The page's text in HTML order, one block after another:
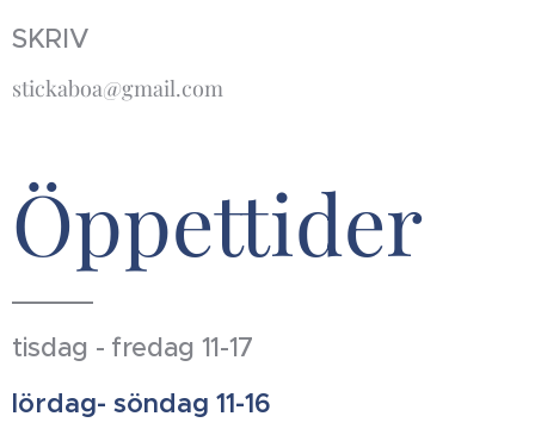
SKRIV
stickaboa@gmail.com
Öppettider
tisdag - fredag 11-17
lördag- söndag 11-16